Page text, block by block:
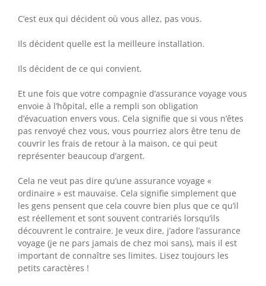
C’est eux qui décident où vous allez, pas vous.
Ils décident quelle est la meilleure installation.
Ils décident de ce qui convient.
Et une fois que votre compagnie d’assurance voyage vous
envoie à l’hôpital, elle a rempli son obligation
d’évacuation envers vous. Cela signifie que si vous n’êtes
pas renvoyé chez vous, vous pourriez alors être tenu de
couvrir les frais de retour à la maison, ce qui peut
représenter beaucoup d’argent.
Cela ne veut pas dire qu’une assurance voyage «
ordinaire » est mauvaise. Cela signifie simplement que
les gens pensent que cela couvre bien plus que ce qu’il
est réellement et sont souvent contrariés lorsqu’ils
découvrent le contraire. Je veux dire, j’adore l’assurance
voyage (je ne pars jamais de chez moi sans), mais il est
important de connaître ses limites. Lisez toujours les
petits caractères !